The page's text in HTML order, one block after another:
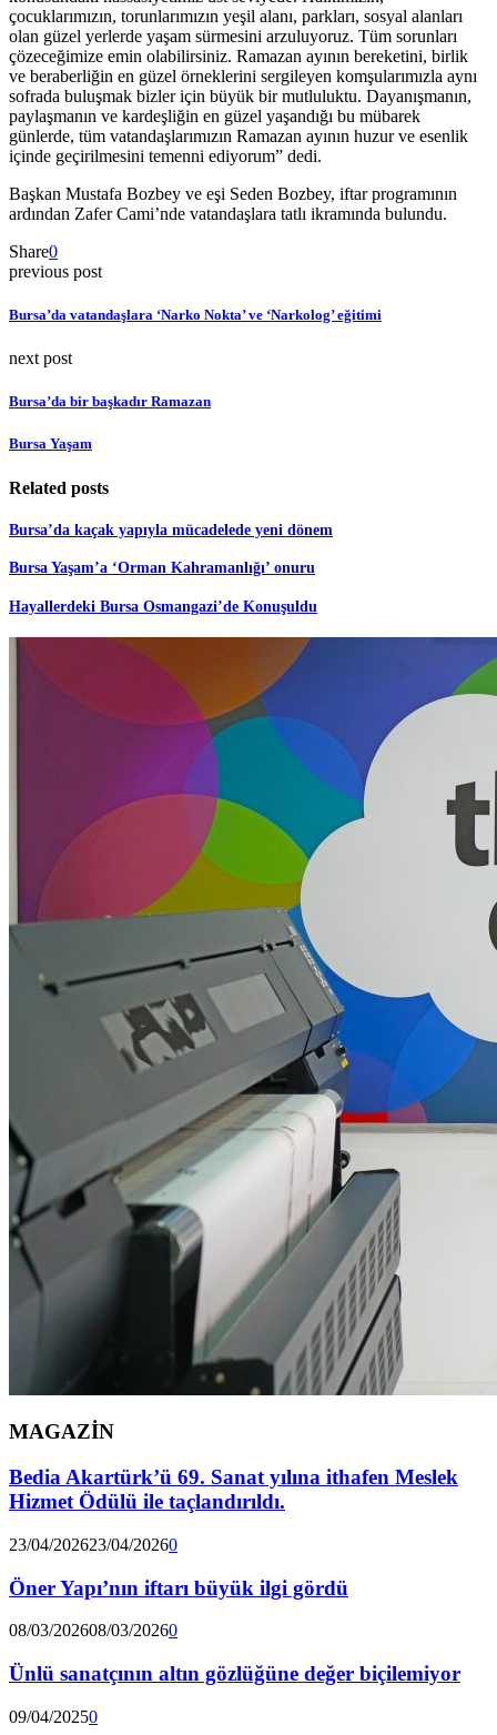
çocuklarımızın, torunlarımızın yeşil alanı, parkları, sosyal alanları
olan güzel yerlerde yaşam sürmesini arzuluyoruz. Tüm sorunları
çözeceğimize emin olabilirsiniz. Ramazan ayının bereketini, birlik
ve beraberliğin en güzel örneklerini sergileyen komşularımızla aynı
sofrada buluşmak bizler için büyük bir mutluluktu. Dayanışmanın,
paylaşmanın ve kardeşliğin en güzel yaşandığı bu mübarek
günlerde, tüm vatandaşlarımızın Ramazan ayının huzur ve esenlik
içinde geçirilmesini temenni ediyorum” dedi.
Başkan Mustafa Bozbey ve eşi Seden Bozbey, iftar programının
ardından Zafer Cami’nde vatandaşlara tatlı ikramında bulundu.
Share0
previous post
Bursa’da vatandaşlara ‘Narko Nokta’ ve ‘Narkolog’ eğitimi
next post
Bursa’da bir başkadır Ramazan
Bursa Yaşam
Related posts
Bursa’da kaçak yapıyla mücadelede yeni dönem
Bursa Yaşam’a ‘Orman Kahramanlığı’ onuru
Hayallerdeki Bursa Osmangazi’de Konuşuldu
MAGAZİN
Bedia Akartürk’ü 69. Sanat yılına ithafen Meslek
Hizmet Ödülü ile taçlandırıldı.
23/04/202623/04/20260
Öner Yapı’nın iftarı büyük ilgi gördü
08/03/202608/03/20260
Ünlü sanatçının altın gözlüğüne değer biçilemiyor
09/04/20250